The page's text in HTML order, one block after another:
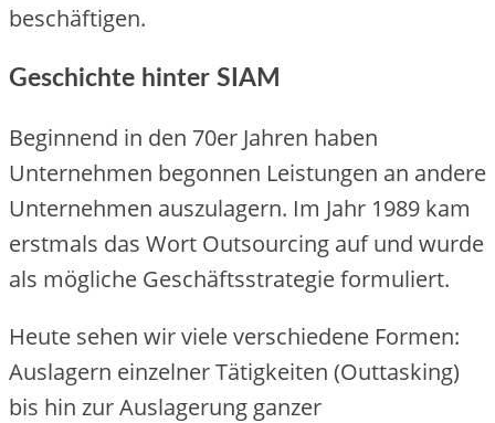
beschäftigen.
Geschichte hinter SIAM
Beginnend in den 70er Jahren haben
Unternehmen begonnen Leistungen an andere
Unternehmen auszulagern. Im Jahr 1989 kam
erstmals das Wort Outsourcing auf und wurde
als mögliche Geschäftsstrategie formuliert.
Heute sehen wir viele verschiedene Formen:
Auslagern einzelner Tätigkeiten (Outtasking)
bis hin zur Auslagerung ganzer